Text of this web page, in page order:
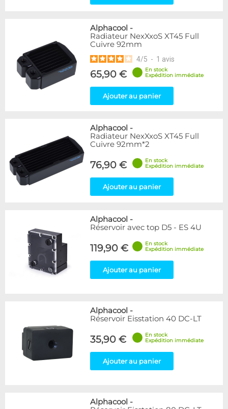
Alphacool -
Radiateur NexXxoS XT45 Full
Cuivre 92mm
4/5 - 1 avis
65,90 €
En stock
Expédition immédiate
Ajouter au panier
Alphacool -
Radiateur NexXxoS XT45 Full
Cuivre 92mm*2
76,90 €
En stock
Expédition immédiate
Ajouter au panier
Alphacool -
Réservoir avec top D5 - ES 4U
119,90 €
En stock
Expédition immédiate
Ajouter au panier
Alphacool -
Réservoir Eisstation 40 DC-LT
35,90 €
En stock
Expédition immédiate
Ajouter au panier
Alphacool -